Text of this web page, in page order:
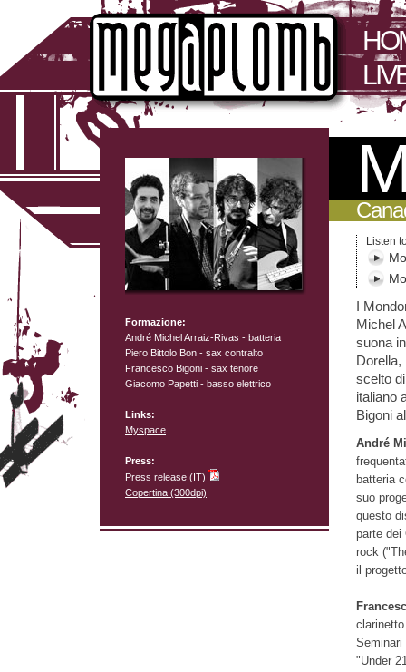
Formazione:
André Michel Arraiz-Rivas - batteria
Piero Bittolo Bon - sax contralto
Francesco Bigoni - sax tenore
Giacomo Papetti - basso elettrico
Links:
Myspace
Press:
Press release (IT)
Copertina (300dpi)
Listen
I
Michel
suona
Dorella,
scelto
italiano
Bigoni
André
batteria
suo
questo
parte dei
rock
il
Seminari
"Under